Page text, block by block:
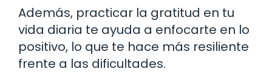
Además, practicar la gratitud en tu
vida diaria te ayuda a enfocarte en lo
positivo, lo que te hace más resiliente
frente a las dificultades.